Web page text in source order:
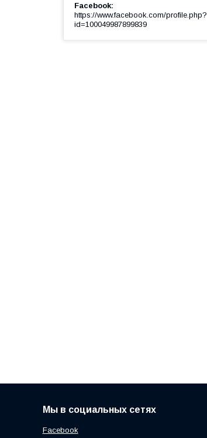
Facebook
https://www.facebook.com/profile.php?
id=100049987899839
Мы в социальных сетях
Facebook